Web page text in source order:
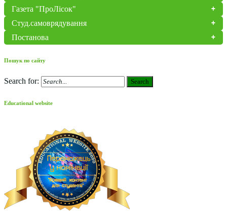
Газета "ПроЛісок"
Студ.самоврядування
Постанова
Пошук по сайту
Search for: Search
Educational website